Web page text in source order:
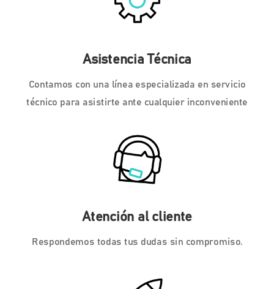
Asistencia Técnica
Contamos con una línea especializada en servicio
técnico para asistirte ante cualquier inconveniente
Atención al cliente
Respondemos todas tus dudas sin compromiso.